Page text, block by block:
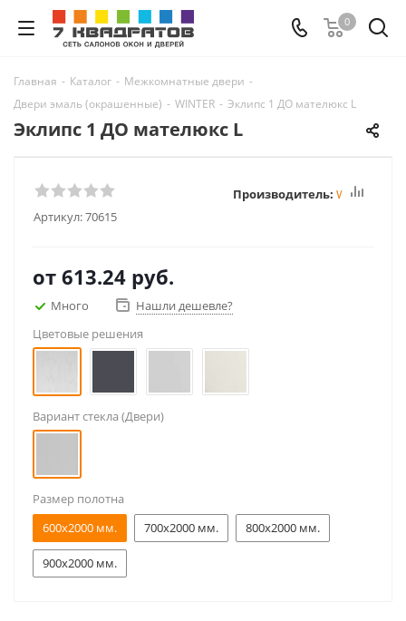
0
Главная - Каталог - Межкомнатные двери -
Двери эмаль (окрашенные) - WINTER - Эклипс 1 ДО мателюкс L
Эклипс 1 ДО мателюкс L
Артикул:70615
Производитель: Winter
от 613.24 руб.
Много
Нашли дешевле?
Цветовые решения
Вариант стекла (Двери)
Размер полотна
600x2000 мм.
700x2000 мм. 800x2000 мм.
900x2000 мм.